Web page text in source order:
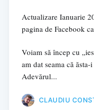
Actualizare Ianuarie
pagina de Facebook
Voiam să încep cu
am dat seama că
Adevărul...
CLAUDIU